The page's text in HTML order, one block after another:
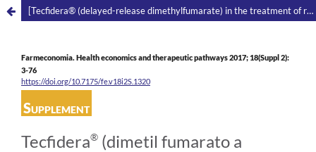
[Tecfidera® (delayed-release dimethylfumarate) in the treatment of relapsing-remitting multiple sclerosis]
Farmeconomia. Health economics and therapeutic pathways 2017; 18(Suppl 2):
3-76
https://doi.org/10.7175/fe.v18i2S.1320
Supplement
Tecfidera® (dimetil fumarato a